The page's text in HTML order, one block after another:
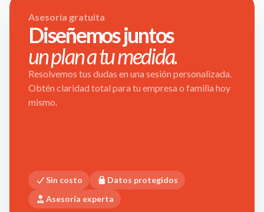
Asesoría gratuita
Diseñemos juntos
un plan a tu medida.
Resolvemos tus dudas en una sesión personalizada.
Obtén claridad total para tu empresa o familia hoy
mismo.
Sin costo
Datos protegidos
Asesoría experta